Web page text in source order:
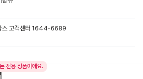
스 고객센터 1644-6689
전용 상품이에요.